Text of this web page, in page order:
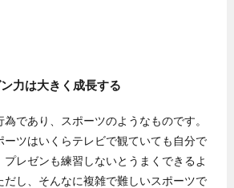
力は大きく成長する
であり、スポーツのようなものです。
ーツはいくらテレビで観ていても自分で
レゼンも練習しないとうまくできるよ
だし、そんなに複雑で難しいスポーツで